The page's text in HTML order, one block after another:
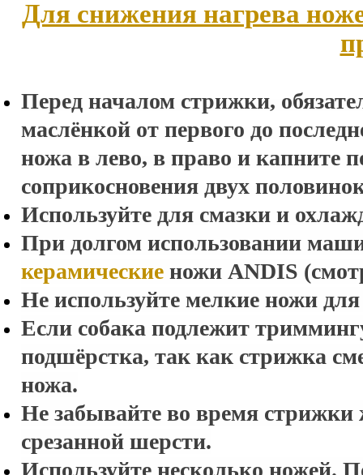
Для снижения нагрева
Перед началом стрижки,
маслёнкой от первого до
ножа в лево, в право и капните
соприкосновения двух
Используйте для смазки и
При долгом использовании
керамические ножи ANDIS (
Не используйте мелкие ножи
Если собака подлежит
подшёрстка, так как стрижка
ножа.
Не забывайте во время
срезанной шерсти.
Используйте несколько ножей.